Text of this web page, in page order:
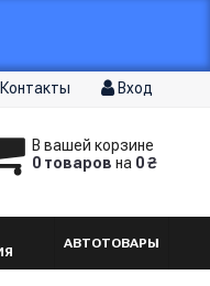
Контакты Вход
В вашей корзине
0 товаров на 0 ₴
АВТОТОВАРЫ